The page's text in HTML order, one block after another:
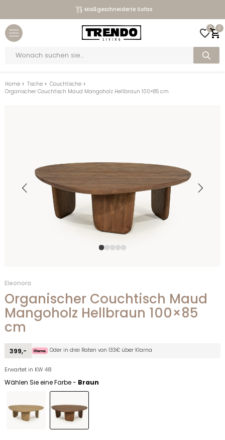
Maßgeschneiderte Sofas
0 0
search
Home > Tische > Couchtische >
Organischer Couchtisch Maud Mangoholz Hellbraun 100×85 cm
Eleonora
Organischer Couchtisch Maud
Mangoholz Hellbraun 100×85
cm
399,- Oder in drei Raten von 133€ über Klarna
Erwartet in KW 48
Wählen Sie eine Farbe - Braun